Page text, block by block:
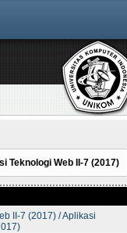
Teknologi Web II-7 (2017)
II-7 (2017) / Aplikasi